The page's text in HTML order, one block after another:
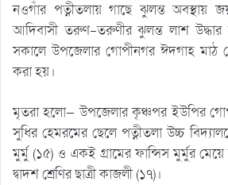
নওগাঁর পত্নীতলায় গাছে ঝুলন্ত
আদিবাসী তরুণ-তরুণীর ঝুলন্ত লাশ উদ্ধার
সকালে উপজেলার গোপীনগর ঈদগাহ মাঠ
করা হয়।
মৃতরা হলো— উপজেলার কৃঞ্চপর ইউপির
সুধির হেমরমের ছেলে পত্নীতলা উচ্চ
মুর্মু (১৫) ও একই গ্রামের ফান্সিস মুর্মুর
দ্বাদশ শ্রেণির ছাত্রী কাজলী (১৭)।